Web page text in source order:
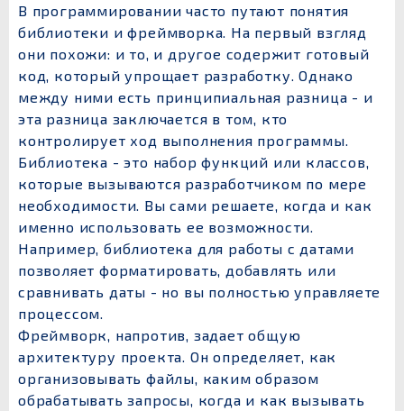
В программировании часто путают понятия
библиотеки и фреймворка. На первый взгляд
они похожи: и то, и другое содержит готовый
код, который упрощает разработку. Однако
между ними есть принципиальная разница - и
эта разница заключается в том, кто
контролирует ход выполнения программы.
Библиотека - это набор функций или классов,
которые вызываются разработчиком по мере
необходимости. Вы сами решаете, когда и как
именно использовать ее возможности.
Например, библиотека для работы с датами
позволяет форматировать, добавлять или
сравнивать даты - но вы полностью управляете
процессом.
Фреймворк, напротив, задает общую
архитектуру проекта. Он определяет, как
организовывать файлы, каким образом
обрабатывать запросы, когда и как вызывать